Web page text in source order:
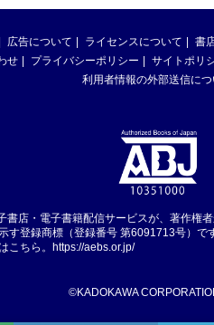
広告について ライセンスについて 書
せ プライバシーポリシー サイトポリ
利用者情報の外部送信につ
書店・電子書籍配信サービスが、著作権
す登録商標（登録番号 第6091713号）で
こちら。 https://aebs.or.jp/
©KADOKAWA